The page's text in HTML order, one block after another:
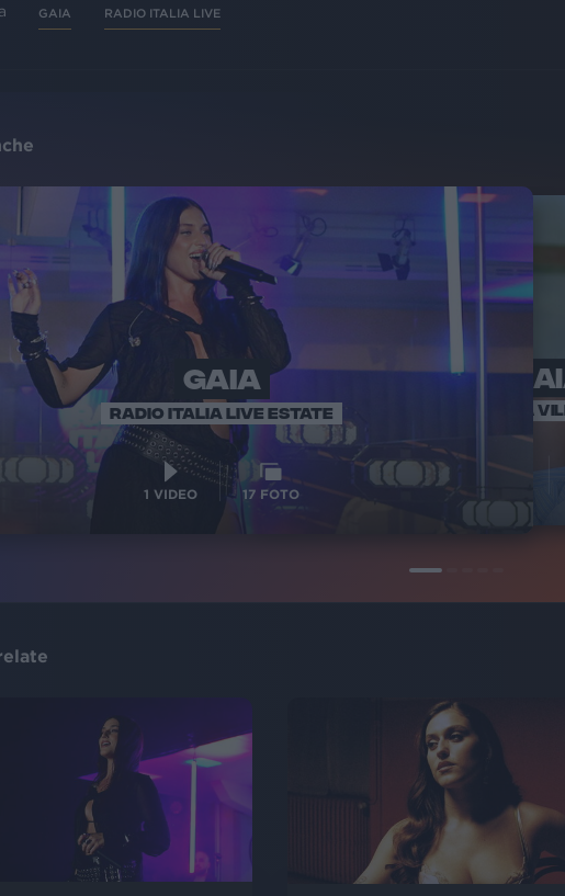
GAIA RADIO ITALIA LIVE
GAIA
RADIO ITALIA LIVE ESTATE
1 VIDEO 17 FOTO
VOI TANKA